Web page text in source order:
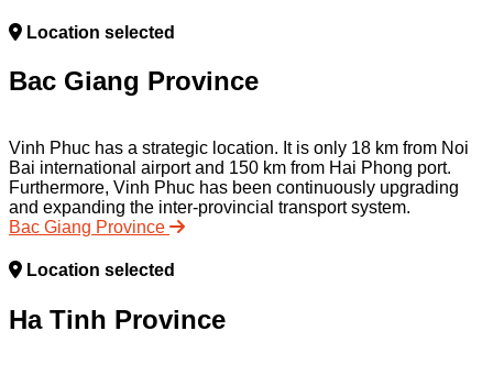
Location selected
Bac Giang Province
Vinh Phuc has a strategic location. It is only 18 km from Noi
Bai international airport and 150 km from Hai Phong port.
Furthermore, Vinh Phuc has been continuously upgrading
and expanding the inter-provincial transport system.
Bac Giang Province
Location selected
Ha Tinh Province